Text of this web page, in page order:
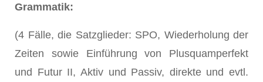
Grammatik:
(4 Fälle, die Satzglieder: SPO, Wiederholung der
Zeiten sowie Einführung von Plusquamperfekt
und Futur II, Aktiv und Passiv, direkte und evtl.